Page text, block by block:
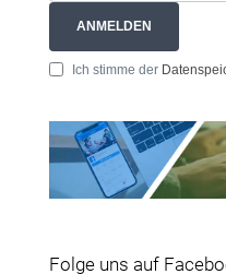
ANMELDEN
Ich stimme der
Folge uns auf